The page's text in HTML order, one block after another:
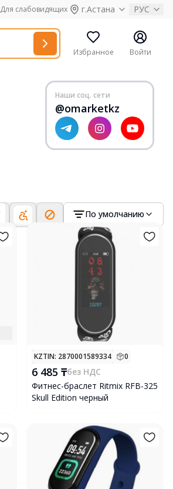
Для слабовидящих г.Астана РУС
Избранное Войти
Наши соц. сети
@omarketkz
По умолчанию
KZTIN: 2870001589334 0
6 485 ₸без НДС
Фитнес-браслет Ritmix RFB-325
Skull Edition черный